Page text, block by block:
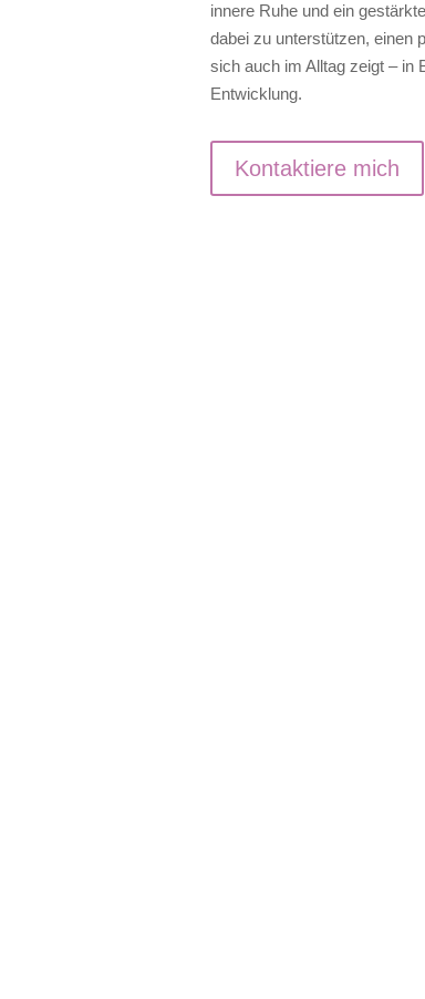
innere Ruhe und ein
dabei zu unterstützen, einen
sich auch im Alltag zeigt – in
Entwicklung.
Kontaktiere mich